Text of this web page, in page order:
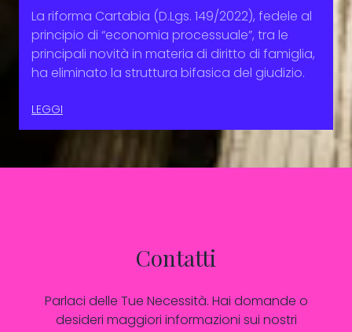
La riforma Cartabia (D.Lgs. 149/2022), fedele al
principio di “economia processuale”, tra le
principali novità in materia di diritto di famiglia,
ha eliminato la struttura bifasica del giudizio.
LEGGI
Contatti
Parlaci delle Tue Necessità. Hai domande o
desideri maggiori informazioni sui nostri